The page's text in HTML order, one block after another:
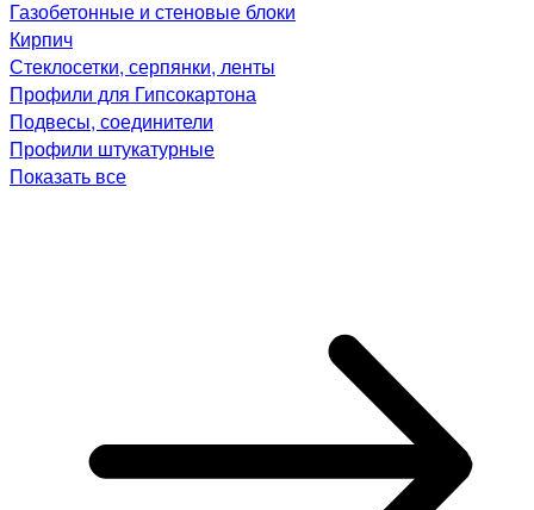
Газобетонные и стеновые блоки
Кирпич
Стеклосетки, серпянки, ленты
Профили для Гипсокартона
Подвесы, соединители
Профили штукатурные
Показать все